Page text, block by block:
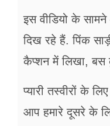
शिक्षा
अन्य खबरें
इस वीडियो के
दिख रहे हैं. पिंक
कैप्शन में लिखा, बस
प्यारी तस्वीरों के
आप हमारे दूसरे के